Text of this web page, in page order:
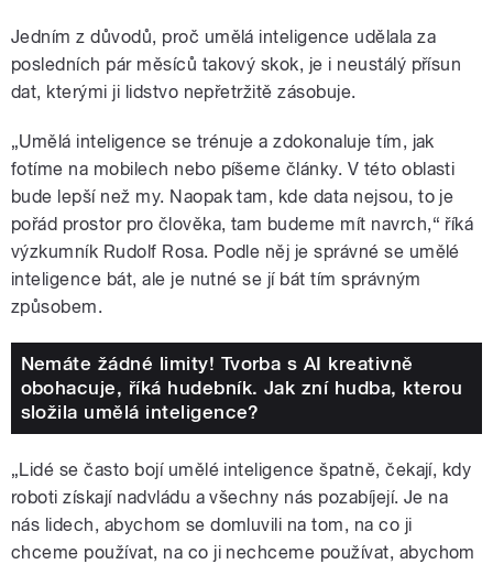
Jedním z důvodů, proč umělá inteligence udělala za
posledních pár měsíců takový skok, je i neustálý přísun
dat, kterými ji lidstvo nepřetržitě zásobuje.
„Umělá inteligence se trénuje a zdokonaluje tím, jak
fotíme na mobilech nebo píšeme články. V této oblasti
bude lepší než my. Naopak tam, kde data nejsou, to je
pořád prostor pro člověka, tam budeme mít navrch,“ říká
výzkumník Rudolf Rosa. Podle něj je správné se umělé
inteligence bát, ale je nutné se jí bát tím správným
způsobem.
Nemáte žádné limity! Tvorba s AI kreativně
obohacuje, říká hudebník. Jak zní hudba, kterou
složila umělá inteligence?
„Lidé se často bojí umělé inteligence špatně, čekají, kdy
roboti získají nadvládu a všechny nás pozabíjejí. Je na
nás lidech, abychom se domluvili na tom, na co ji
chceme používat, na co ji nechceme používat, abychom